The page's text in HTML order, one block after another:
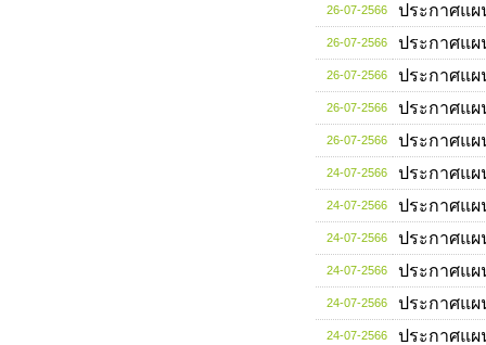
26-07-2566 ประกาศแผ
26-07-2566 ประกาศแผ
26-07-2566 ประกาศแผ
26-07-2566 ประกาศแผ
26-07-2566 ประกาศแผ
24-07-2566 ประกาศแผ
24-07-2566 ประกาศแผ
24-07-2566 ประกาศแผ
24-07-2566 ประกาศแผ
24-07-2566 ประกาศแผ
24-07-2566 ประกาศแผ